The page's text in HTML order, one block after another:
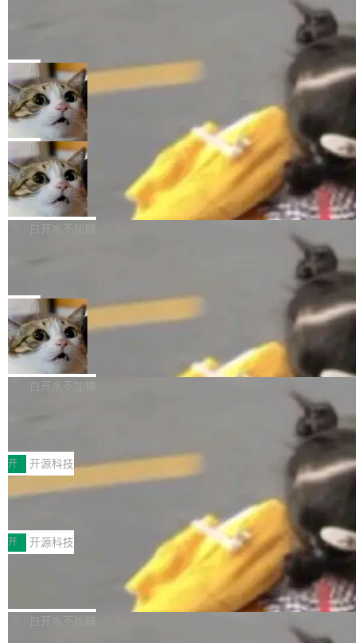
Harness 负责把能力落到真实环境中——调用工
具、读写文件、管理上下文、处理错误、完成闭
环。崔添翼招人的标...
理解、推理、生成与编辑，还仅以 8B-MoT 的轻
量大小，将能力推进到4K、更精细的真实质感、
更复杂的视觉控制和可持续迭代编辑。 相比 U
1，U1.5-Lite-Preview 在以下方向上带来了显著
提升： 原生支持4K图像生成； 更精细的局部纹
理、细节与真实世界质感； 更准确的中英文文字
生成与复杂版式组织； 更稳定的图...
nap。这次是 hwctl——一个用来检查 Ubuntu
硬件认证状态的命令行工具。 Canonical 工程师
Alan Griffiths 在邮件列表中说得很直白：「hwc
tl 是一个 Ubuntu 专有的包，它和它的依赖项都
是 Ubuntu 专有的，不会用在其他发行版上。」
所以 deb 版本的受众实际上为零。既然只有 Ub
untu 用户在用，那用 snap 打包就没什么可纠结
的。 从 deb 到 snap 的迁移路径 hwctl 是 rust-
hwlib 硬件 API 库的一部分，命令行工具负责查
局
Dario Amodei 担心新人来 Anthropic
只为金钱，不为使命
顶级 AI 研究员在两家公司之间来回跳，中间只
隔了几天。 Lilian Weng 上周刚宣布因健康原因
离开 Thinking Machines Lab，说自己作为联合
创始人的角色「太累了」。几天后，The Inform
ation 就曝出她将重回 OpenAI，负责递归自我
改进方向的研究。她是 Thinking Machines 过
一在人才争夺战中失血的公司。六月，Google
连失两员大将：Noam Shazeer 去了 Op...
局
FFmpeg 9.0 发布
FFmpeg 9.0 现已发布，包含多项改进。官方更
新日志列出的 9.0 版本主要更新内容如下： 扩
er HE-AAC 960 解码 (DAB+) transpose_cuda
filter 添加 AMF Frame Rate Converter (vf_frc
_amf) filter SMPTE 2094-50 元数据支持和直
通 ProRes RAW VideoToolbox 硬件加速器 AP
V ...
白开水不加糖
Code 在 X 上发帖：「DeepSeek Flash did 8T
tokens on August 1st. 5T of free usage + 3T
on OpenCode Go.」79.8 万次浏览，连带着 #
DeepSeek一天消耗了8万亿# 上了微博热搜——
注意这是 OpenCode 一家的消耗。 OpenCode
不完。」5T 来自免费额度，3T 来自 Go...
局
NetBSD 11.0 正式发布
NetBSD 11.0 现已正式发布，这是 NetBSD 操
作系统的第十八个主要版本。 自 NetBSD 10.1
ve JH71XX 的设备，例如 VisionFive 2、PINE
64 STAR64，以及 QEMU。 增强了对 POSIX.1
-2024 和 C23 编程接口标准的兼容性。 compat
_linux(8) 增强了对 Linux 系统调用的支持，包
括 epoll（围绕 kqueue 实现）、POSIX 消息队
列、...
白开水不加糖
案
享会在上海举办。鸿蒙生态的全场景智慧营销平
台鲸鸿动能协同华为游戏中心，面向游戏行业开
发者及生态伙伴，系统呈现了平台在游戏领域的
完整能力版图——从IAP高价值用户的全周期经
营、到IAA游戏的“买变一体”正循环、再到联运与
广告协同的全链路经营闭环，以及面向全球市场
的出海增长布局。 华为终端云业务商业化销售负
责人在开场致辞中表示，游戏开发者的核心诉求
已不再是“多一个投放渠道”，而是一套能够持续
开 开源科技
技嘉X3D系列再添新成员 B850 AORU
面向AMD Ryzen X3D处理器玩家，技嘉X3D系
列主板阵容迎来新成员——B850 AORUS ELITE
X3D。作为面向主流高性能平台打造的全新主板
产品，B850 AORUS ELITE X3D延续技嘉在X3
D平台优化上的技术积累，旨在为游戏玩家带来
更稳定、更高效的装机选择。 B850 AORUS ELI
开 开源科技
Zadig v5.0 发布：AI 发布专员与 AI 审
我们团队这几天最大的卡点不是 AI 写得不够
好，是 AI 写得太好了。 好到审查排期从两天的
白开水不加糖